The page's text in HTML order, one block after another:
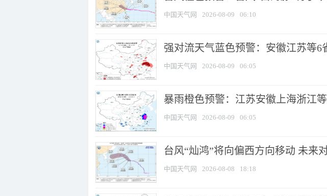
中国天气网 2026-08-09 06:10
强对流天气蓝色预警：安徽江苏等6
中国天气网 2026-08-09 06:05
暴雨橙色预警：江苏安徽上海浙江
中国天气网 2026-08-09 06:05
台风“灿鸿”将向偏西方向移动 未来
中国天气网 2026-08-08 18:18